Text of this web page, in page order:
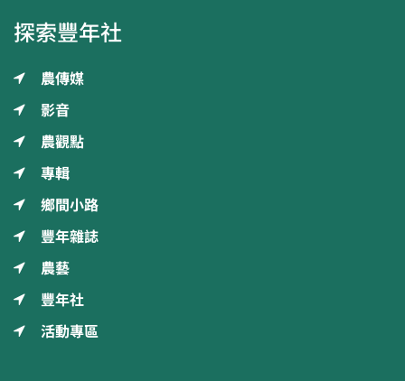
探索豐年社
農傳媒
影音
農觀點
專輯
鄉間小路
豐年雜誌
農藝
豐年社
活動專區